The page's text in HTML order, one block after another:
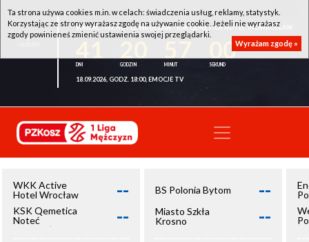
WKK ACTIVE HOTEL WROCŁAW - KSK QEMETICA NOTEĆ INOWROCŁAW
00
18.09.2026, GODZ. 18:00, EMOCJE TV
WKK Active
Hotel Wrocław
--
KSK Qemetica
Noteć
Inowrocław
--
BS Polonia Bytom --
Miasto Szkła
Krosno
--
Ta strona używa cookies m.in. w celach: świadczenia usług, reklamy, statystyk.
Korzystając ze strony wyrażasz zgodę na używanie cookie. Jeżeli nie wyrażasz
zgody powinieneś zmienić ustawienia swojej przeglądarki.
Wyrażam zgodę »